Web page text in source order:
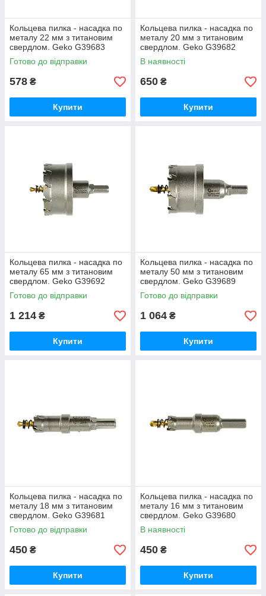
Кольцева пилка - насадка по
металу 22 мм з титановим
свердлом. Geko G39683
Готово до відправки
578 ₴
Купити
Кольцева пилка - насадка по
металу 20 мм з титановим
свердлом. Geko G39682
В наявності
650 ₴
Купити
Кольцева пилка - насадка по
металу 65 мм з титановим
свердлом. Geko G39692
Готово до відправки
1 214 ₴
Купити
Кольцева пилка - насадка по
металу 50 мм з титановим
свердлом. Geko G39689
Готово до відправки
1 064 ₴
Купити
Кольцева пилка - насадка по
металу 18 мм з титановим
свердлом. Geko G39681
Готово до відправки
450 ₴
Купити
Кольцева пилка - насадка по
металу 16 мм з титановим
свердлом. Geko G39680
В наявності
450 ₴
Купити